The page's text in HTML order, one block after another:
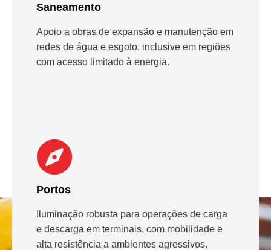
Saneamento
Apoio a obras de expansão e manutenção em
redes de água e esgoto, inclusive em regiões
com acesso limitado à energia.
Portos
Iluminação robusta para operações de carga
e descarga em terminais, com mobilidade e
alta resistência a ambientes agressivos.